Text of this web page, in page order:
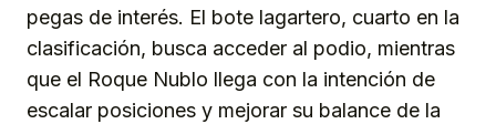
pegas de interés. El bote lagartero, cuarto en la
clasificación, busca acceder al podio, mientras
que el Roque Nublo llega con la intención de
escalar posiciones y mejorar su balance de la